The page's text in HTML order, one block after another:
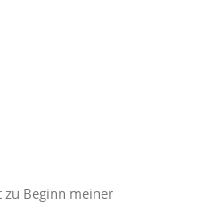
zu Beginn meiner